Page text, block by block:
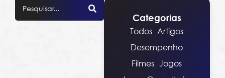
Categorias
Artigos
Desempenho
Filmes Jogos
Todos